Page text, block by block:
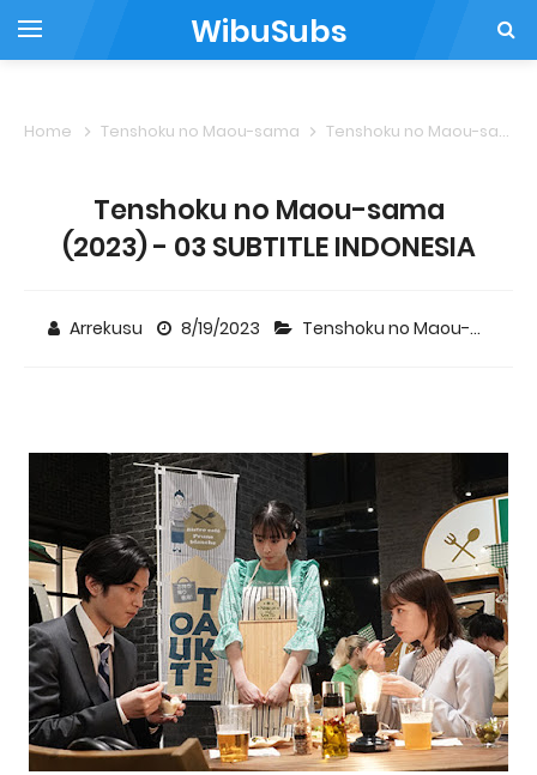
WibuSubs
Home Tenshoku no Maou-sama Tenshoku no Maou-sama (2023) - 03 SUBTITLE INDONESIA
Tenshoku no Maou-sama
(2023) - 03 SUBTITLE INDONESIA
Arrekusu 8/19/2023 Tenshoku no Maou-sama